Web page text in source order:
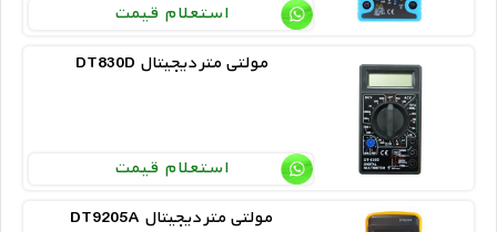
استعلام قیمت
DT830D مولتی متر دیجیتال
استعلام قیمت
DT9205A مولتی متر دیجیتال